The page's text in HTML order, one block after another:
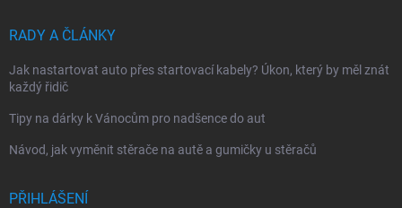
RADY A ČLÁNKY
Jak nastartovat auto přes startovací kabely? Úkon, který by měl znát
každý řidič
Tipy na dárky k Vánocům pro nadšence do aut
Návod, jak vyměnit stěrače na autě a gumičky u stěračů
PŘIHLÁŠENÍ